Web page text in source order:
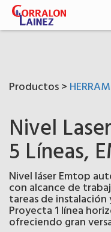
Productos >
Nivel
5 Líneas,
Nivel láser Emtop
con alcance de
tareas de
Proyecta 1 línea
ofreciendo gran